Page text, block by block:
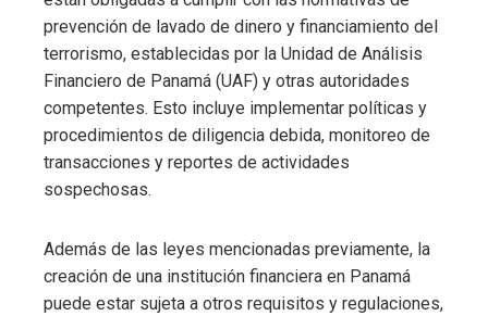
prevención de lavado de dinero y financiamiento del
terrorismo, establecidas por la Unidad de Análisis
Financiero de Panamá (UAF) y otras autoridades
competentes. Esto incluye implementar políticas y
procedimientos de diligencia debida, monitoreo de
transacciones y reportes de actividades
sospechosas.
Además de las leyes mencionadas previamente, la
creación de una institución financiera en Panamá
puede estar sujeta a otros requisitos y regulaciones,